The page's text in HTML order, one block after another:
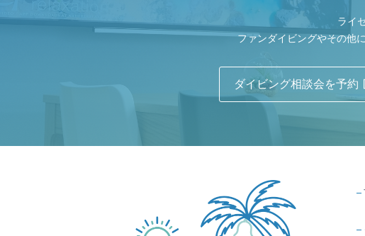
ライ
ファンダイビングやその他
ダイビング相談会を予約